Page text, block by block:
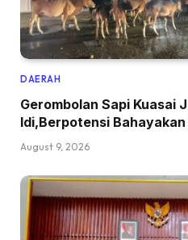
DAERAH
Gerombolan Sapi Kuasai
Idi,Berpotensi
August 9, 2026